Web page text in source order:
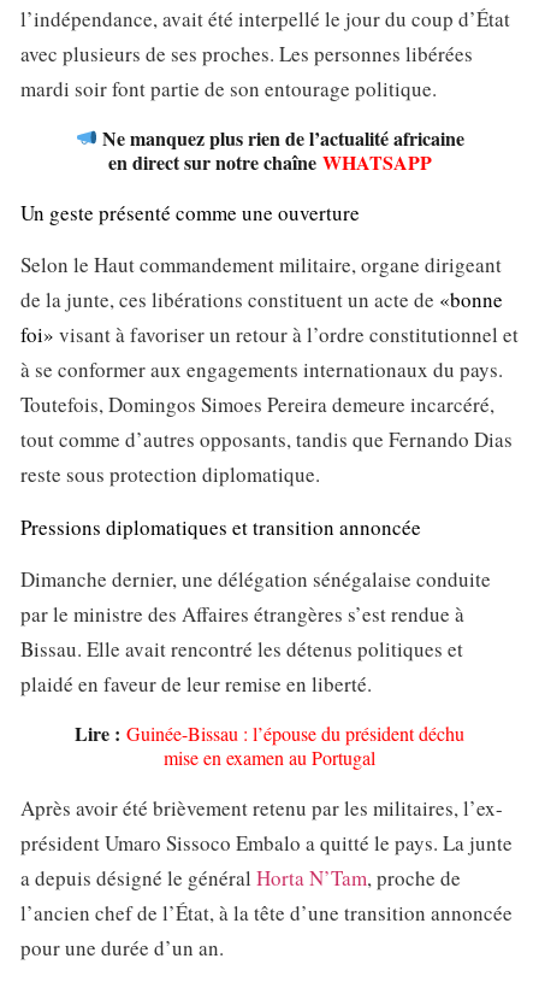
l’indépendance, avait été interpellé le jour du coup d’État
avec plusieurs de ses proches. Les personnes libérées
mardi soir font partie de son entourage politique.
Ne manquez plus rien de l’actualité africaine
en direct sur notre chaîne WHATSAPP
Un geste présenté comme une ouverture
Selon le Haut commandement militaire, organe dirigeant
de la junte, ces libérations constituent un acte de «bonne
foi» visant à favoriser un retour à l’ordre constitutionnel et
à se conformer aux engagements internationaux du pays.
Toutefois, Domingos Simoes Pereira demeure incarcéré,
tout comme d’autres opposants, tandis que Fernando Dias
reste sous protection diplomatique.
Pressions diplomatiques et transition annoncée
Dimanche dernier, une délégation sénégalaise conduite
par le ministre des Affaires étrangères s’est rendue à
Bissau. Elle avait rencontré les détenus politiques et
plaidé en faveur de leur remise en liberté.
Lire : Guinée-Bissau : l’épouse du président déchu
mise en examen au Portugal
Après avoir été brièvement retenu par les militaires, l’ex-
président Umaro Sissoco Embalo a quitté le pays. La junte
a depuis désigné le général Horta N’Tam, proche de
l’ancien chef de l’État, à la tête d’une transition annoncée
pour une durée d’un an.